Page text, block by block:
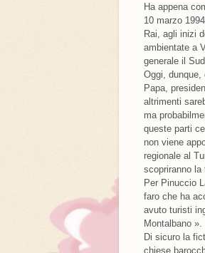
Ha appena
10 marzo
Rai, agli inizi
ambientate a
generale il
Oggi,
Papa,
altrimenti
ma
queste parti
non viene
regionale al
scopriranno la
Per Pinuccio
faro che ha
avuto turisti
Montalbano ».
Di sicuro la
chiese